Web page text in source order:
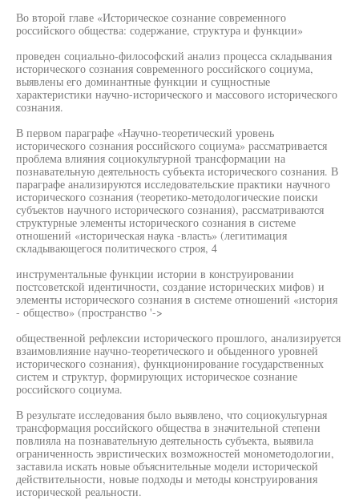
Во второй главе «Историческое сознание современного
российского общества: содержание, структура и функции»
проведен социально-философский анализ процесса складывания
исторического сознания современного российского социума,
выявлены его доминантные функции и сущностные
характеристики научно-исторического и массового исторического
сознания.
В первом параграфе «Научно-теоретический уровень
исторического сознания российского социума» рассматривается
проблема влияния социокультурной трансформации на
познавательную деятельность субъекта исторического сознания. В
параграфе анализируются исследовательские практики научного
исторического сознания (теоретико-методологические поиски
субъектов научного исторического сознания), рассматриваются
структурные элементы исторического сознания в системе
отношений «историческая наука -власть» (легитимация
складывающегося политического строя, 4
инструментальные функции истории в конструировании
постсоветской идентичности, создание исторических мифов) и
элементы исторического сознания в системе отношений «история
- общество» (пространство '->
общественной рефлексии исторического прошлого, анализируется
взаимовлияние научно-теоретического и обыденного уровней
исторического сознания), функционирование государственных
систем и структур, формирующих историческое сознание
российского социума.
В результате исследования было выявлено, что социокультурная
трансформация российского общества в значительной степени
повлияла на познавательную деятельность субъекта, выявила
ограниченность эвристических возможностей монометодологии,
заставила искать новые объяснительные модели исторической
действительности, новые подходы и методы конструирования
исторической реальности.